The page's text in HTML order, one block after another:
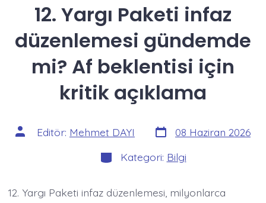
12. Yargı Paketi infaz
düzenlemesi gündemde
mi? Af beklentisi için
kritik açıklama
Yazının
yazarı
Editör: Mehmet DAYI Yazı
tarihi
08 Haziran 2026
Kategoriler
Kategori: Bilgi
12. Yargı Paketi infaz düzenlemesi, milyonlarca